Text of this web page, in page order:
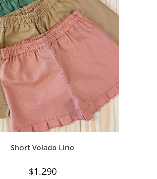
Short Volado Lino
$1.290